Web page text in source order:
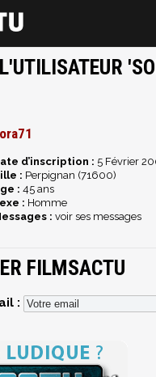
d’inscription : 5 Février
: Perpignan (71600)
: 45 ans
: Homme
: voir ses messages
FILMSACTU
: